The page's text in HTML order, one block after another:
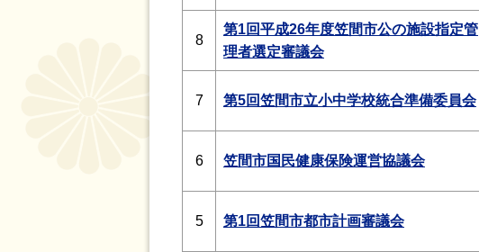
8
第1回平成26年度笠間市公の施設指定管
理者選定審議会
7 第5回笠間市立小中学校統合準備委員会
6 笠間市国民健康保険運営協議会
5 第1回笠間市都市計画審議会